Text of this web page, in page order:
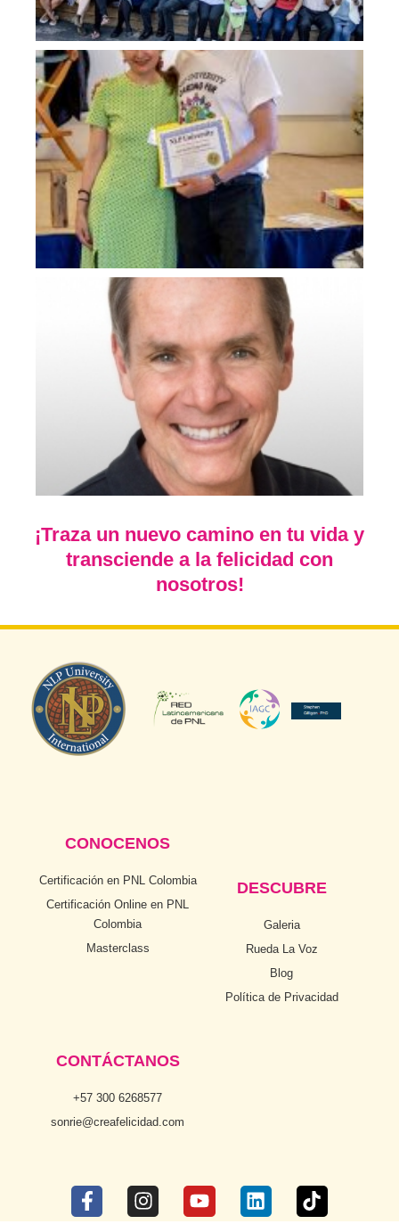
¡Traza un nuevo camino en tu vida y
transciende a la felicidad con
nosotros!
CONOCENOS
Certificación en PNL Colombia
Certificación Online en PNL
Colombia
Masterclass
DESCUBRE
Galeria
Rueda La Voz
Blog
Política de Privacidad
CONTÁCTANOS
+57 300 6268577
sonrie@creafelicidad.com
c
e
s
t
u
t
n
k
k
t